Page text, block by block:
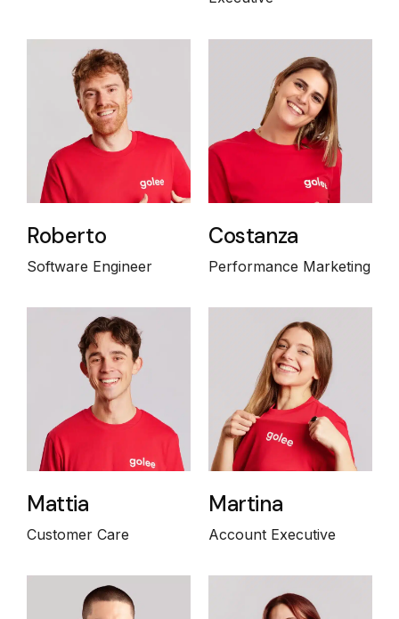
Roberto
Software Engineer
Costanza
Performance Marketing
Mattia
Customer Care
Martina
Account Executive